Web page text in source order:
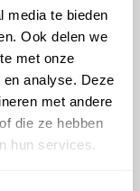
media te bieden
Ook delen we
met onze
analyse. Deze
met andere
die ze hebben
hun services.
website
niet
informatie op
ervan is wel